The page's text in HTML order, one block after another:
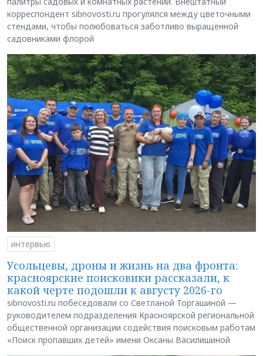
корреспондент sibnovosti.ru прогулялся между цветочными
стендами, чтобы полюбоваться заботливо выращенной
садовниками флорой
интервью
Усольцевы, дроны и жизнь на два фронта:
красноярские поисковики рассказали, к
какой черте подошли к августу 2026-го
sibnovosti.ru побеседовали со Светланой Торгашиной —
руководителем подразделения Красноярской региональной
общественной организации содействия поисковым работам
«Поиск пропавших детей» имени Оксаны Василишиной